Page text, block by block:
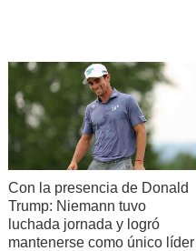
Con la presencia de Donald
Trump: Niemann tuvo
luchada jornada y logró
mantenerse como único líder